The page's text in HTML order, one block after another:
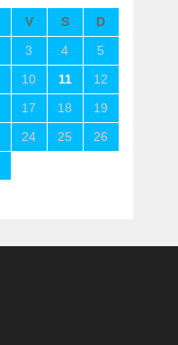
V S
D
3 4
5
10 11
12
17 18
19
24 25
26